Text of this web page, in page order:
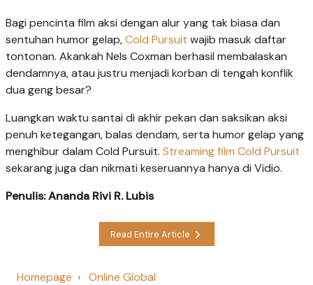
Bagi pencinta film aksi dengan alur yang tak biasa dan
sentuhan humor gelap,Cold Pursuit wajib masuk daftar
tontonan. Akankah Nels Coxman berhasil membalaskan
dendamnya, atau justru menjadi korban di tengah konflik
dua geng besar?
Luangkan waktu santai di akhir pekan dan saksikan aksi
penuh ketegangan, balas dendam, serta humor gelap yang
menghibur dalam Cold Pursuit. Streaming film Cold Pursuit
sekarang juga dan nikmati keseruannya hanya di Vidio.
Penulis: Ananda Rivi R. Lubis
Read Entire Article
Homepage Online Global